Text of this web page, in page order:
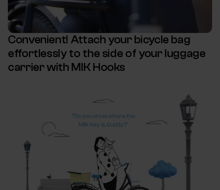
Convenient! Attach your bicycle bag
effortlessly to the side of your luggage
carrier with MIK Hooks